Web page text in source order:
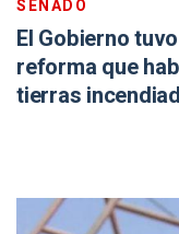
SENADO
El Gobierno
reforma que
tierras